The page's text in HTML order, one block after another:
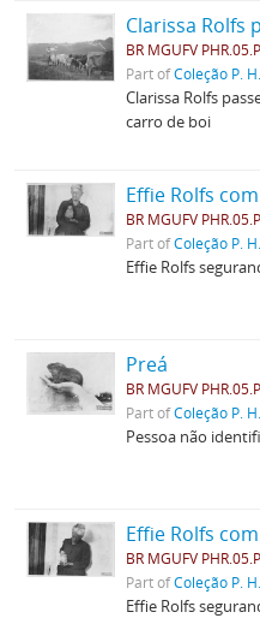
BR MGUFV
Part ofColeção P.
Clarissa Rolfs
carro de boi
Effie Rolfs
BR MGUFV
Part ofColeção P.
Effie Rolfs
Preá
BR MGUFV
Part ofColeção P.
Pessoa não
Effie Rolfs
BR MGUFV
Part ofColeção P.
Effie Rolfs